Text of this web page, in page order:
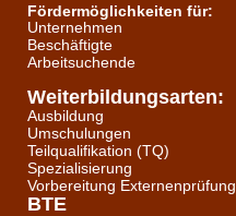
Fördermöglichkeiten für:
Unternehmen
Beschäftigte
Arbeitsuchende
Weiterbildungsarten:
Ausbildung
Umschulungen
Teilqualifikation (TQ)
Spezialisierung
Vorbereitung Externenprüfung
BTE